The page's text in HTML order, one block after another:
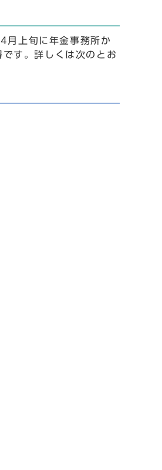
上旬に年金事務所か
す。詳しくは次のとお